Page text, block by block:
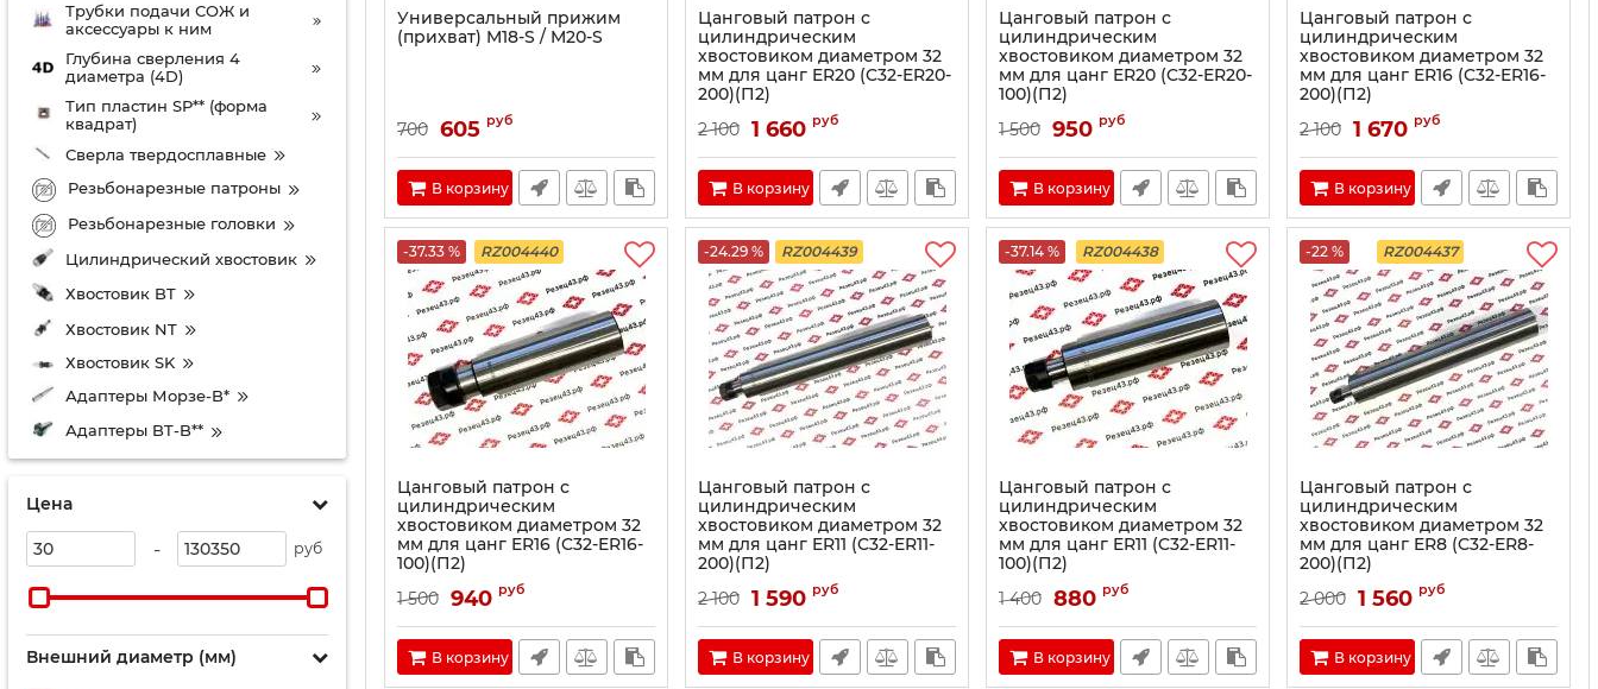
Трубки подачи СОЖ и
аксессуары к ним
Глубина сверления 4
диаметра (4D)
Тип пластин SP** (форма
квадрат)
Сверла твердосплавные
Резьбонарезные патроны
Резьбонарезные головки
Цилиндрический хвостовик
Хвостовик BT
Хвостовик NT
Хвостовик SK
Адаптеры Морзе-B*
Адаптеры BT-B**
Цена
- руб
Внешний диаметр (мм)
Универсальный прижим
(прихват) M18-S / M20-S
700 605 руб
В корзину
Цанговый патрон с
цилиндрическим
хвостовиком диаметром 32
мм для цанг ER20 (C32-ER20-
200)(П2)
2 100 1 660 руб
В корзину
Цанговый патрон с
цилиндрическим
хвостовиком диаметром 32
мм для цанг ER20 (C32-ER20-
100)(П2)
1 500 950 руб
В корзину
Цанговый патрон с
цилиндрическим
хвостовиком диаметром 32
мм для цанг ER16 (C32-ER16-
200)(П2)
2 100 1 670 руб
В корзину
-37.33 % RZ004440
Цанговый патрон с
цилиндрическим
хвостовиком диаметром 32
мм для цанг ER16 (C32-ER16-
100)(П2)
1 500 940 руб
В корзину
-24.29 % RZ004439
Цанговый патрон с
цилиндрическим
хвостовиком диаметром 32
мм для цанг ER11 (C32-ER11-
200)(П2)
2 100 1 590 руб
В корзину
-37.14 % RZ004438
Цанговый патрон с
цилиндрическим
хвостовиком диаметром 32
мм для цанг ER11 (C32-ER11-
100)(П2)
1 400 880 руб
В корзину
-22 % RZ004437
Цанговый патрон с
цилиндрическим
хвостовиком диаметром 32
мм для цанг ER8 (C32-ER8-
200)(П2)
2 000 1 560 руб
В корзину